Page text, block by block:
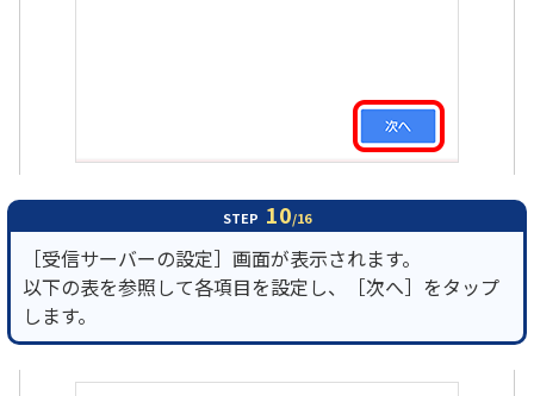
STEP 10/16
［受信サーバーの設定］画面が表示されます。
以下の表を参照して各項目を設定し、［次へ］をタップ
します。